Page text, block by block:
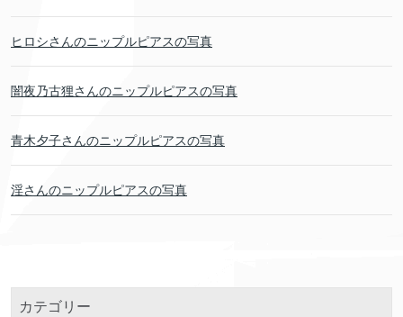
ヒロシさんのニップルピアスの写真
闇夜乃古狸さんのニップルピアスの写真
青木夕子さんのニップルピアスの写真
淫さんのニップルピアスの写真
カテゴリー